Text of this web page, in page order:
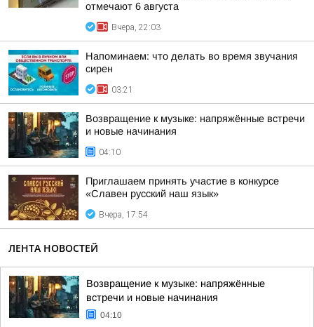
отмечают 6 августа
Вчера, 22:03
Напоминаем: что делать во время звучания
сирен
03:21
Возвращение к музыке: напряжённые встречи
и новые начинания
04:10
Приглашаем принять участие в конкурсе
«Славен русский наш язык»
Вчера, 17:54
ЛЕНТА НОВОСТЕЙ
Возвращение к музыке: напряжённые
встречи и новые начинания
04:10